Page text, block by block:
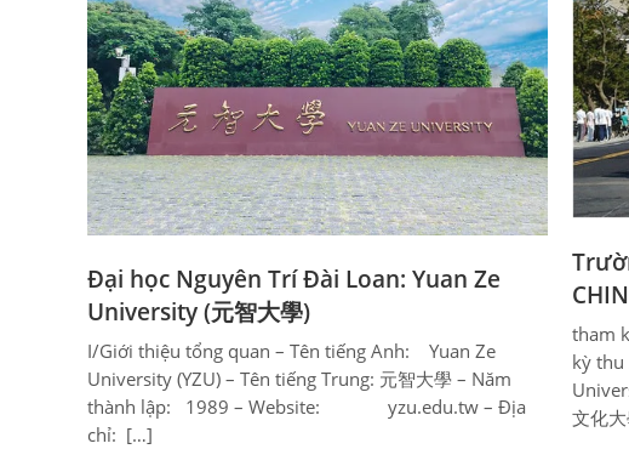
Đại học Nguyên Trí Đài Loan: Yuan Ze
University (元智大學)
I/Giới thiệu tổng quan – Tên tiếng Anh: Yuan Ze
University (YZU) – Tên tiếng Trung: 元智大學 – Năm
thành lập: 1989 – Website: yzu.edu.tw – Địa
chỉ: […]
tham
kỳ thu
文化